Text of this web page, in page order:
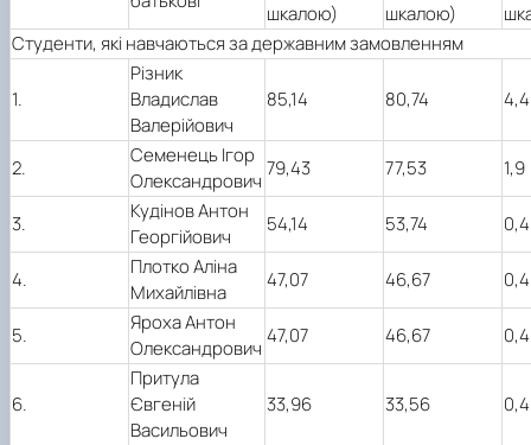
шкалою)
шкалою)
Студенти, які навчаються за державним замовленням
1.
Різник
Владислав
Валерійович
85,14 80,74 4,4
2.
Семенець Ігор
Олександрович
79,43 77,53 1,9
3.
Кудінов Антон
Георгійович
54,14 53,74 0,4
4.
Плотко Аліна
Михайлівна
47,07 46,67 0,4
5.
Яроха Антон
Олександрович
47,07 46,67 0,4
6.
Притула
Євгеній
Васильович
33,96 33,56 0,4